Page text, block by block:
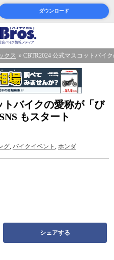
ダウンロード
クス CBTR2024 公式マスコットバイ
トバイクの愛称が「び
もスタート
グ, バイクイベント , ホンダ
シェアする